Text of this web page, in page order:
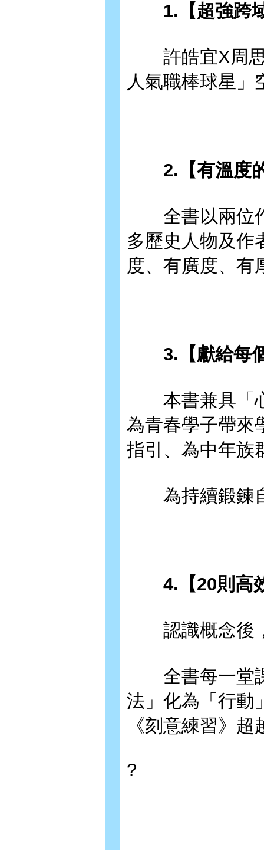
1.【超強跨
許皓宜X周思
人氣職棒球星」
2.【有溫度的
全書以兩位作
多歷史人物及作
度、有廣度、有
3.【獻給每個
本書兼具「心
為青春學子帶來
指引、為中年族
為持續鍛鍊自
4.【20則高
認識概念後
全書每一堂課
法」化為「行動
《刻意練習》
?